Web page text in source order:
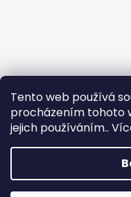
Tento web používá
procházením tohoto
jejich používáním..